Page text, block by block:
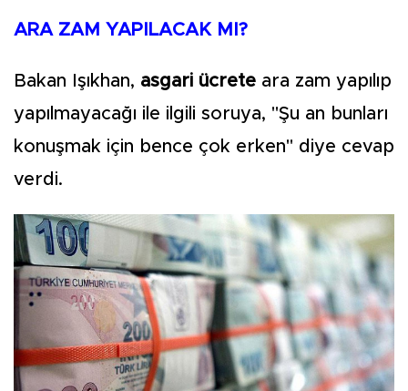
ARA ZAM YAPILACAK MI?
Bakan Işıkhan, asgari ücrete ara zam yapılıp
yapılmayacağı ile ilgili soruya, "Şu an bunları
konuşmak için bence çok erken" diye cevap
verdi.